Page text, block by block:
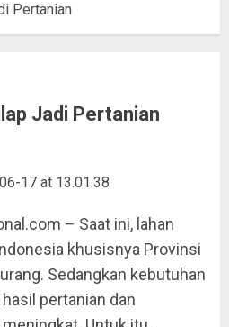
Pertanian
Jadi Pertanian
– Saat ini, lahan
khusisnya Provinsi
Sedangkan kebutuhan
pertanian dan